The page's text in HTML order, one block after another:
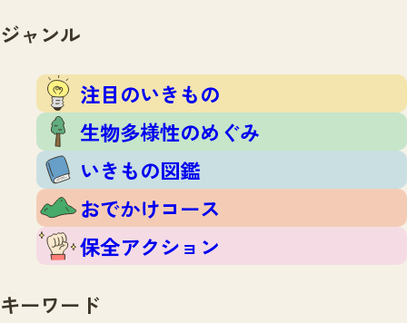
注目のいきもの
生物多様性のめぐみ
いきもの図鑑
おでかけコース
保全アクション
イベント
いきもの調査隊
調査レポート
調査レポートTOP
調査結果
ふくおかいきものマップ
マッチング
マッチングTOP
掲載申し込みフォーム
お問合せ
ジャンル
注目のいきもの
生物多様性のめぐみ
いきもの図鑑
おでかけコース
保全アクション
キーワード